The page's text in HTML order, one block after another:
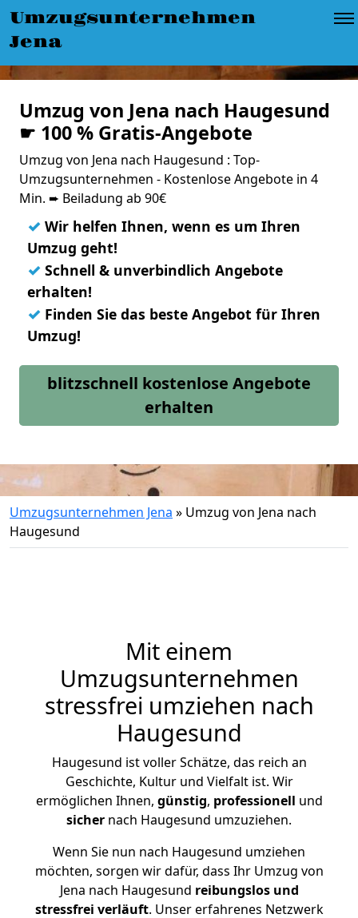
Umzugsunternehmen
Jena
Umzug von Jena nach Haugesund
☛ 100 % Gratis-Angebote
Umzug von Jena nach Haugesund : Top-
Umzugsunternehmen - Kostenlose Angebote in 4
Min. ➨ Beiladung ab 90€
✓ Wir helfen Ihnen, wenn es um Ihren
Umzug geht!
✓ Schnell & unverbindlich Angebote
erhalten!
✓ Finden Sie das beste Angebot für Ihren
Umzug!
blitzschnell kostenlose Angebote
erhalten
Umzugsunternehmen Jena » Umzug von Jena nach
Haugesund
Mit einem
Umzugsunternehmen
stressfrei umziehen nach
Haugesund
Haugesund ist voller Schätze, das reich an
Geschichte, Kultur und Vielfalt ist. Wir
ermöglichen Ihnen, günstig, professionell und
sicher nach Haugesund umzuziehen.
Wenn Sie nun nach Haugesund umziehen
möchten, sorgen wir dafür, dass Ihr Umzug von
Jena nach Haugesund reibungslos und
stressfrei verläuft. Unser erfahrenes Netzwerk